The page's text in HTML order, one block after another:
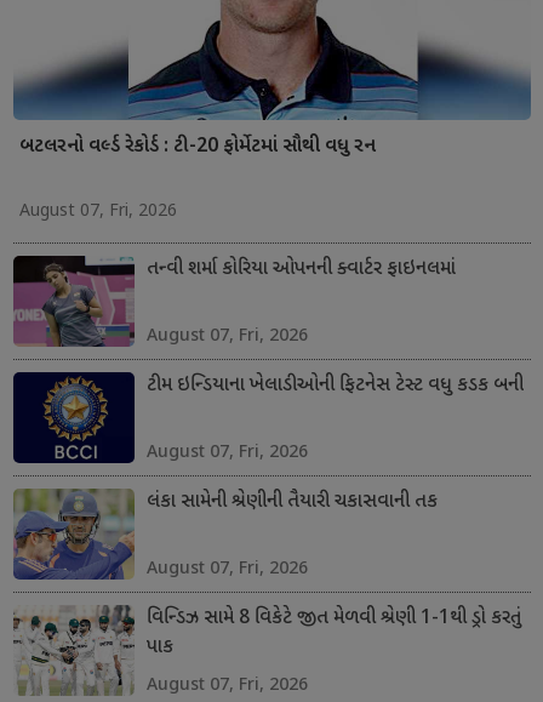
બટલરનો વર્લ્ડ રેકોર્ડ : ટી-20 ફોર્મેટમાં સૌથી વધુ રન
August 07, Fri, 2026
તન્વી શર્મા કોરિયા ઓપનની ક્વાર્ટર ફાઇનલમાં
August 07, Fri, 2026
ટીમ ઇન્ડિયાના ખેલાડીઓની ફિટનેસ ટેસ્ટ વધુ કડક બની
August 07, Fri, 2026
લંકા સામેની શ્રેણીની તૈયારી ચકાસવાની તક
August 07, Fri, 2026
વિન્ડિઝ સામે 8 વિકેટે જીત મેળવી શ્રેણી 1-1થી ડ્રો કરતું
પાક
August 07, Fri, 2026